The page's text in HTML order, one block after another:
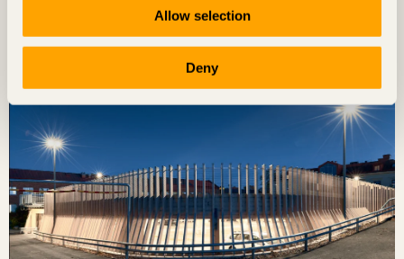
Allow selection
Deny
Diskret placerat experiment
Ateljé Grytnäspå Lisö, Sverige avIn Praise of Shadows